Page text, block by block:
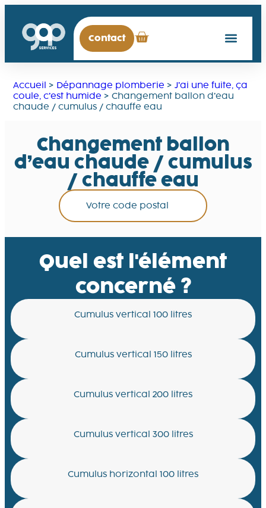
Contact
Accueil > Dépannage plomberie > J’ai une fuite, ça
coule, c’est humide > Changement ballon d’eau
chaude / cumulus / chauffe eau
Changement ballon
d’eau chaude / cumulus
/ chauffe eau
Quel est l'élément
concerné ?
Cumulus vertical 100 litres
Cumulus vertical 150 litres
Cumulus vertical 200 litres
Cumulus vertical 300 litres
Cumulus horizontal 100 litres